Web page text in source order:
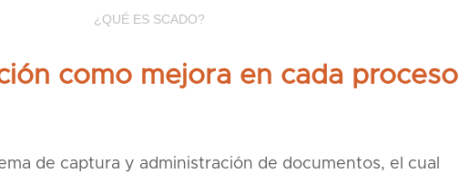
¿QUÉ ES SCADO?
como mejora en cada proceso
de captura y administración de documentos, el cual